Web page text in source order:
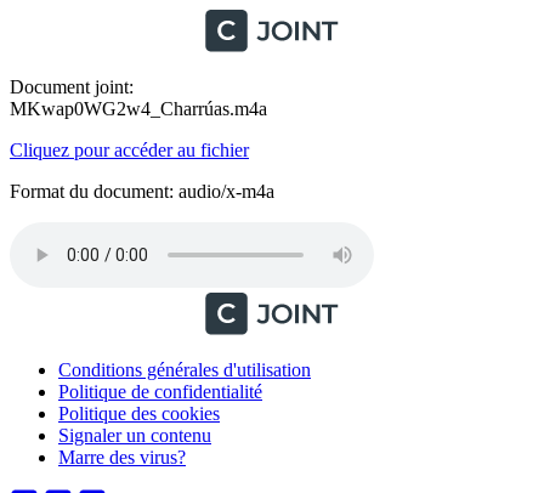
Document joint:
MKwap0WG2w4_Charrúas.m4a
Cliquez pour accéder au fichier
Format du document: audio/x-m4a
Conditions générales d'utilisation
Politique de confidentialité
Politique des cookies
Signaler un contenu
Marre des virus?